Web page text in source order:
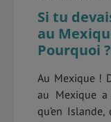
Si tu
au
Pourquoi ?
Au Mexique !
au Mexique
qu’en